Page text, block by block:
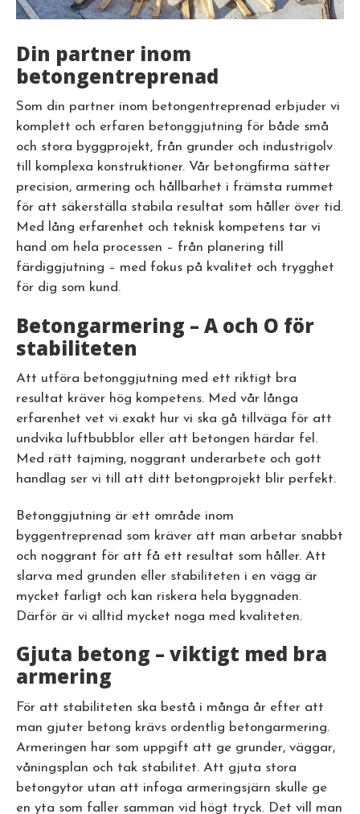
Din partner inom
betongentreprenad
Som din partner inom betongentreprenad erbjuder vi
komplett och erfaren betonggjutning för både små
och stora byggprojekt, från grunder och industrigolv
till komplexa konstruktioner. Vår betongfirma sätter
precision, armering och hållbarhet i främsta rummet
för att säkerställa stabila resultat som håller över tid.
Med lång erfarenhet och teknisk kompetens tar vi
hand om hela processen – från planering till
färdiggjutning – med fokus på kvalitet och trygghet
för dig som kund.
Betongarmering – A och O för
stabiliteten
Att utföra betonggjutning med ett riktigt bra
resultat kräver hög kompetens. Med vår långa
erfarenhet vet vi exakt hur vi ska gå tillväga för att
undvika luftbubblor eller att betongen härdar fel.
Med rätt tajming, noggrant underarbete och gott
handlag ser vi till att ditt betongprojekt blir perfekt.
Betonggjutning är ett område inom
byggentreprenad som kräver att man arbetar snabbt
och noggrant för att få ett resultat som håller. Att
slarva med grunden eller stabiliteten i en vägg är
mycket farligt och kan riskera hela byggnaden.
Därför är vi alltid mycket noga med kvaliteten.
Gjuta betong – viktigt med bra
armering
För att stabiliteten ska bestå i många år efter att
man gjuter betong krävs ordentlig betongarmering.
Armeringen har som uppgift att ge grunder, väggar,
våningsplan och tak stabilitet. Att gjuta stora
betongytor utan att infoga armeringsjärn skulle ge
en yta som faller samman vid högt tryck. Det vill man